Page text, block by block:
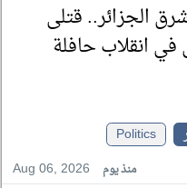
الجزائر.. قتلى
انقلاب حافلة
Politics
Aug 06, 2026
منذ يوم